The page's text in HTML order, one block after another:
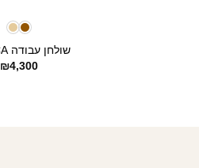
שולחן עבודה BIANCA
₪4,300